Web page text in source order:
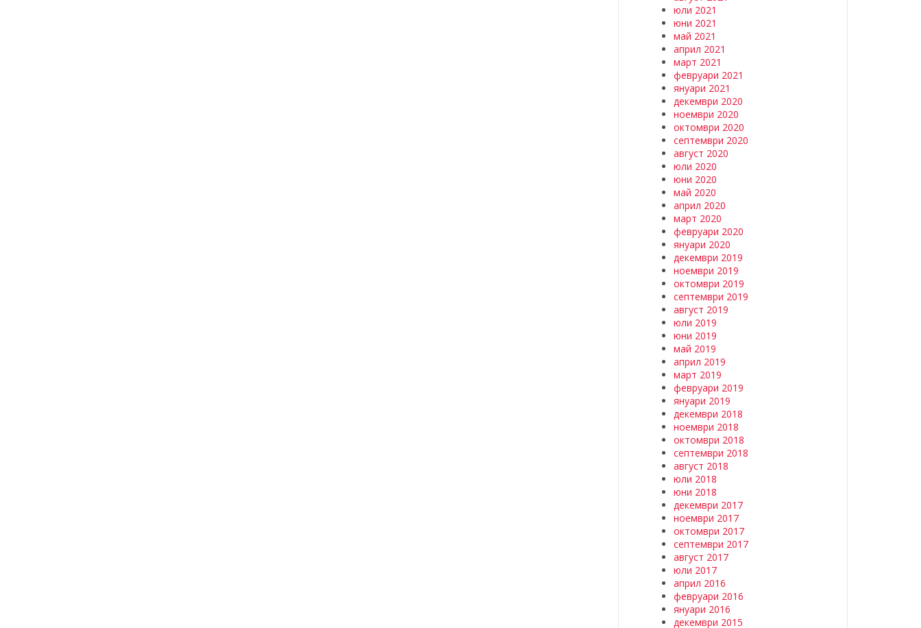
юли 2021
юни 2021
май 2021
април 2021
март 2021
февруари 2021
януари 2021
декември 2020
ноември 2020
октомври 2020
септември 2020
август 2020
юли 2020
юни 2020
май 2020
април 2020
март 2020
февруари 2020
януари 2020
декември 2019
ноември 2019
октомври 2019
септември 2019
август 2019
юли 2019
юни 2019
май 2019
април 2019
март 2019
февруари 2019
януари 2019
декември 2018
ноември 2018
октомври 2018
септември 2018
август 2018
юли 2018
юни 2018
декември 2017
ноември 2017
октомври 2017
септември 2017
август 2017
юли 2017
април 2016
февруари 2016
януари 2016
декември 2015